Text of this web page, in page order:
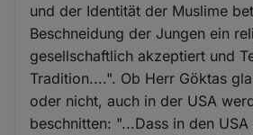
und der Identität der Muslime
Beschneidung der Jungen ein
gesellschaftlich akzeptiert und
Tradition....". Ob Herr Göktas
oder nicht, auch in der USA
beschnitten: "...Dass in den